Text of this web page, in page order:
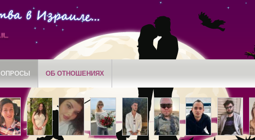
ОПРОСЫ ОБ ОТНОШЕНИЯХ